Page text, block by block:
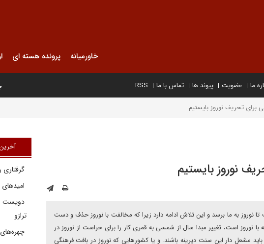
خاورمیانه پرونده هسته ای
ما عضویت پیوند ها تماس با ما RSS
برای تحریف نوروز بایستیم
نوروز بایستیم
نوروز به ما برسد و این تلاش ادامه دارد زیرا که مخالفت با نوروز حذف و دست
با نوروز است، تغییر مبدا سال از شمسی به قمری کار را برای حراست از نوروز در
مشعل دار این سنت دیرینه باشند. و یا کشورهایی که نوروز در بافت فرهنگی
گرفتاری
امیدهای
دویست و
ترازو